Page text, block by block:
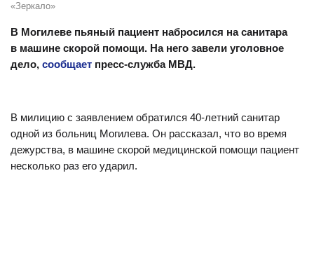
«Зеркало»
В Могилеве пьяный пациент набросился на санитара
в машине скорой помощи. На него завели уголовное
дело, сообщает пресс-служба МВД.
В милицию с заявлением обратился 40-летний санитар
одной из больниц Могилева. Он рассказал, что во время
дежурства, в машине скорой медицинской помощи пациент
несколько раз его ударил.